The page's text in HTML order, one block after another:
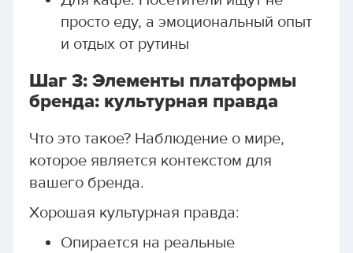
просто еду, а эмоциональный опыт
и отдых от рутины
Шаг 3: Элементы платформы
бренда: культурная правда
Что это такое? Наблюдение о мире,
которое является контекстом для
вашего бренда.
Хорошая культурная правда:
Опирается на реальные